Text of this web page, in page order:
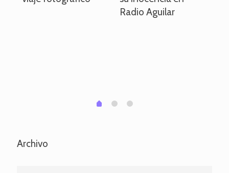
Radio Aguilar
0 1 2
Archivo